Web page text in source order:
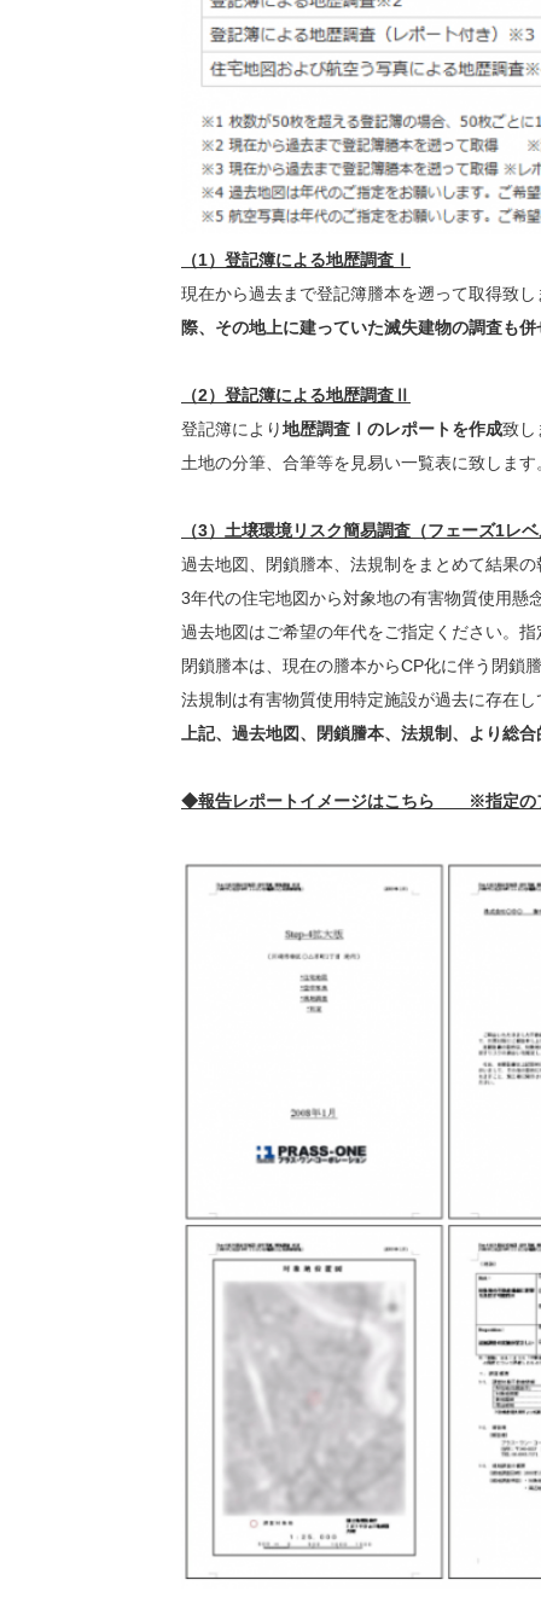
（1）登記簿による地歴調査Ⅰ
現在から過去まで登記簿謄本を遡って取得致
際、その地上に建っていた滅失建物の調査も
（2）登記簿による地歴調査Ⅱ
登記簿により地歴調査Ⅰのレポートを作成致し
土地の分筆、合筆等を見易い一覧表に致しま
（3）土壌環境リスク簡易調査（フェーズ1レ
過去地図、閉鎖謄本、法規制をまとめて結果
3年代の住宅地図から対象地の有害物質使用懸
過去地図はご希望の年代をご指定ください。
閉鎖謄本は、現在の謄本からCP化に伴う閉鎖
法規制は有害物質使用特定施設が過去に存在
上記、過去地図、閉鎖謄本、法規制、より総
◆報告レポートイメージはこちら ※指定の